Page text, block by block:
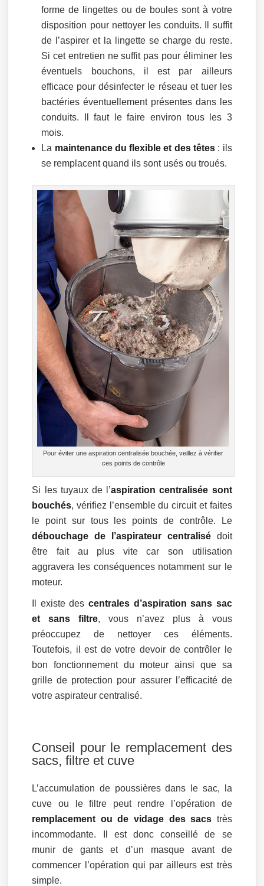
forme de lingettes ou de boules sont à votre
disposition pour nettoyer les conduits. Il suffit
de l’aspirer et la lingette se charge du reste.
Si cet entretien ne suffit pas pour éliminer les
éventuels bouchons, il est par ailleurs
efficace pour désinfecter le réseau et tuer les
bactéries éventuellement présentes dans les
conduits. Il faut le faire environ tous les 3
mois.
La maintenance du flexible et des têtes : ils
se remplacent quand ils sont usés ou troués.
Pour éviter une aspiration centralisée bouchée, veillez à vérifier
ces points de contrôle
Si les tuyaux de l’aspiration centralisée sont
bouchés, vérifiez l’ensemble du circuit et faites
le point sur tous les points de contrôle. Le
débouchage de l’aspirateur centralisédoit
être fait au plus vite car son utilisation
aggravera les conséquences notamment sur le
moteur.
Il existe des centrales d’aspiration sans sac
et sans filtre, vous n’avez plus à vous
préoccupez de nettoyer ces éléments.
Toutefois, il est de votre devoir de contrôler le
bon fonctionnement du moteur ainsi que sa
grille de protection pour assurer l’efficacité de
votre aspirateur centralisé.
Conseil pour le remplacement des
sacs, filtre et cuve
L’accumulation de poussières dans le sac, la
cuve ou le filtre peut rendre l’opération de
remplacement ou de vidage des sacs très
incommodante. Il est donc conseillé de se
munir de gants et d’un masque avant de
commencer l’opération qui par ailleurs est très
simple.